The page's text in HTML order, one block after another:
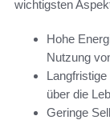
wichtigsten
Hohe
Nutzung
über die
Geringe